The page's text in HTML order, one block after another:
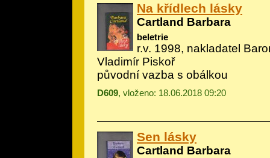
Na křídlech lásky
Cartland Barbara
beletrie
r.v. 1998, nakladatel
Vladimír Piskoř
původní vazba s obálkou
D609, vloženo: 18.06.2018 09:20
Sen lásky
Cartland Barbara